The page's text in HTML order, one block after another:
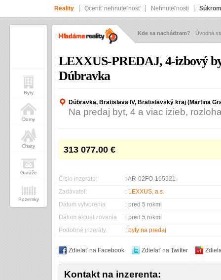
Reality Oceniť nehnuteľnosť Nehnuteľnosti
Kde sa nachádzam? Úvodná
LEXXUS-PREDAJ, 4-izbový
Dúbravka
Dúbravka, Bratislava IV, Bratislavský kraj (Martina
Na predaj byt, 4 a viac izieb,
313 077.00 €
Číslo inzerátu:
: AR-02FO-165921
Zadávateľ:
: LEXXUS, a.s.
Dátum vytvorenia
: pred 5 rokmi
Dátum aktualizovania
: pred 5 rokmi
Podobné inzeráty:
: byty na predaj
Zdielať na Facebook Zdielať na Twitter
Kontakt na inzerenta:
Byty
Domy
Chaty
Garáže
Pozemky